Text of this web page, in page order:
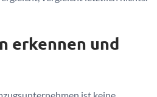
erkennen und